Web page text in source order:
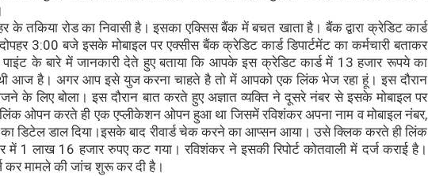
के तकिया रोड का निवासी है। इसका एक्सिस बैंक में बचत खाता है। बैंक द्वारा क्रेडिट कार्ड
3:00 बजे इसके मोबाइल पर एक्सीस बैंक क्रेडिट कार्ड डिपार्टमेंट का कर्मचारी बताकर
पाइंट के बारे में जानकारी देते हुए बताया कि आपके इस क्रेडिट कार्ड में 13 हजार रूपये का
आज है। अगर आप इसे युज करना चाहते है तो में आपको एक लिंक भेज रहा हूं। इस दौरान
लिए बोला। इस दौरान बात करते हुए अज्ञात व्यक्ति ने दूसरे नंबर से इसके मोबाइल पर
ओपन करते ही एक एप्लीकेशन ओपन हुआ था जिसमें रविशंकर अपना नाम व मोबाइल नंबर,
डिटेल डाल दिया।इसके बाद रीवार्ड चेक करने का आप्सन आया। उसे क्लिक करते ही लिंक
1 लाख 16 हजार रुपए कट गया। रविशंकर ने इसकी रिपोर्ट कोतवाली में दर्ज कराई है।
कर मामले की जांच शुरू कर दी है।